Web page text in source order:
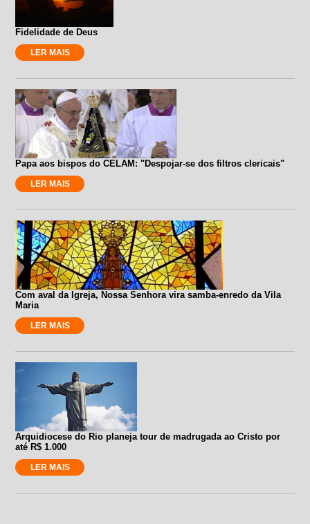
Fidelidade de Deus
LER MAIS
Papa aos bispos do CELAM: "Despojar-se dos filtros clericais"
LER MAIS
Com aval da Igreja, Nossa Senhora vira samba-enredo da Vila
Maria
LER MAIS
Arquidiocese do Rio planeja tour de madrugada ao Cristo por
até R$ 1.000
LER MAIS